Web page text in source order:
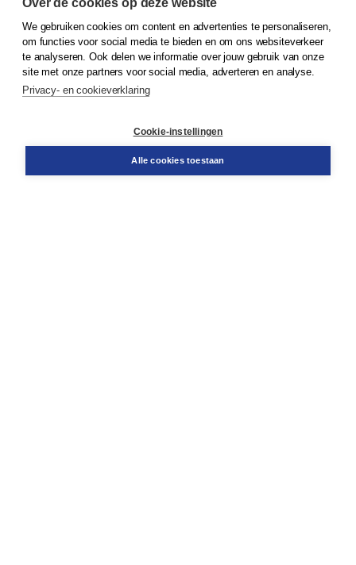
© 2026Koninklijke Boom uitgevers
Klantenservice
Service & informatie
Contact
Over de cookies op deze website
We gebruiken cookies om content en advertenties te personaliseren,
om functies voor social media te bieden en om ons websiteverkeer
te analyseren. Ook delen we informatie over jouw gebruik van onze
site met onze partners voor social media, adverteren en analyse.
Privacy- en cookieverklaring
Cookie-instellingen
Alle cookies toestaan